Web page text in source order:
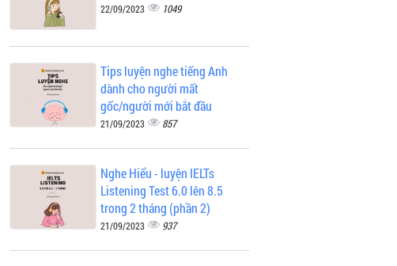
22/09/2023 1049
Tips luyện nghe tiếng Anh
dành cho người mất
gốc/người mới bắt đầu
21/09/2023 857
Nghe Hiểu - luyện IELTs
Listening Test 6.0 lên 8.5
trong 2 tháng (phần 2)
21/09/2023 937